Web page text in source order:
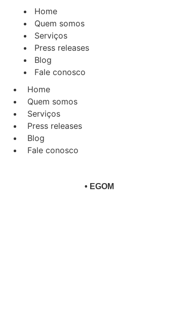
Home
Quem somos
Serviços
Press releases
Blog
Fale conosco
Home
Quem somos
Serviços
Press releases
Blog
Fale conosco
• EGOM